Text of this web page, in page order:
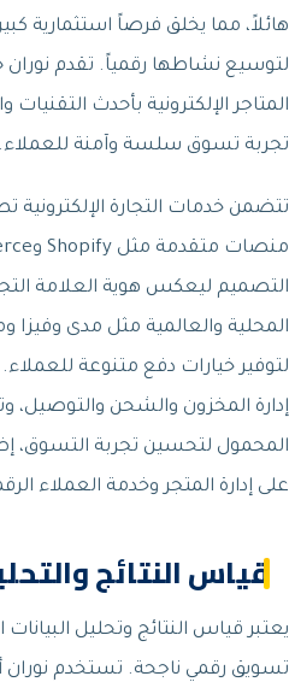
هائلاً، مما يخلق فرصاً استثمارية
لتوسيع نشاطها رقمياً. تقدم نوران
المتاجر الإلكترونية بأحدث
تجربة تسوق سلسة وآمنة للعملاء.
تتضمن خدمات التجارة الإلكترونية
التصميم ليعكس هوية العلامة
لتوفير خيارات دفع متنوعة
إدارة المخزون والشحن والتوصيل،
المحمول لتحسين تجربة التسوق،
على إدارة المتجر وخدمة العملاء
قياس النتائج
يعتبر قياس النتائج وتحليل
تسويق رقمي ناجحة. تستخدم نوران